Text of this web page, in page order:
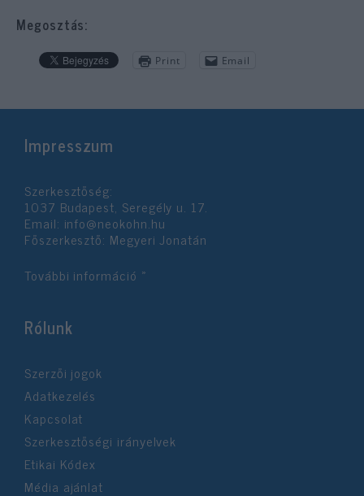
Megosztás:
Print Email
Impresszum
Szerkesztőség:
1037 Budapest, Seregély u. 17.
Email: info@neokohn.hu
Főszerkesztő: Megyeri Jonatán
További információ »
Rólunk
Szerzői jogok
Adatkezelés
Kapcsolat
Szerkesztőségi irányelvek
Etikai Kódex
Média ajánlat